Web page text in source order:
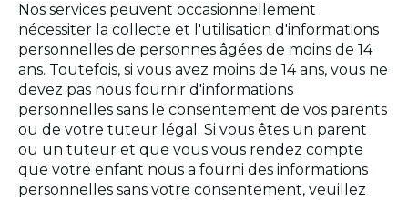
Nos services peuvent occasionnellement
nécessiter la collecte et l'utilisation d'informations
personnelles de personnes âgées de moins de 14
ans. Toutefois, si vous avez moins de 14 ans, vous ne
devez pas nous fournir d'informations
personnelles sans le consentement de vos parents
ou de votre tuteur légal. Si vous êtes un parent
ou un tuteur et que vous vous rendez compte
que votre enfant nous a fourni des informations
personnelles sans votre consentement, veuillez